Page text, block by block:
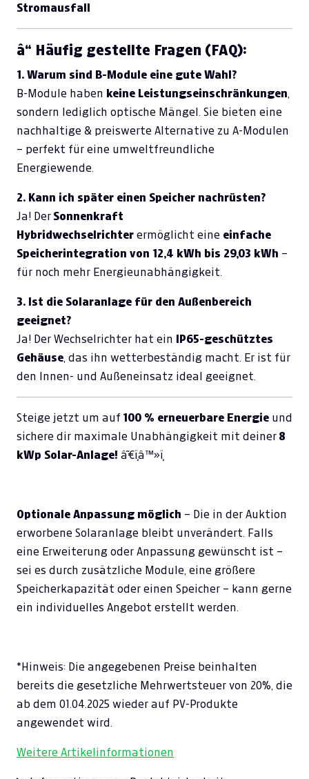
Stromausfall
â“ Häufig gestellte Fragen (FAQ):
1. Warum sind B-Module eine gute Wahl?
B-Module haben keine Leistungseinschränkungen
sondern lediglich optische Mängel. Sie bieten eine
nachhaltige & preiswerte Alternative zu A-Modulen
– perfekt für eine umweltfreundliche
Energiewende.
2. Kann ich später einen Speicher nachrüsten?
Ja! Der Sonnenkraft
Hybridwechselrichter ermöglicht eine einfache
Speicherintegration von 12,4 kWh bis 29,03 kWh –
für noch mehr Energieunabhängigkeit.
3. Ist die Solaranlage für den Außenbereich
geeignet?
Ja! Der Wechselrichter hat ein
IP65-geschütztes
Gehäuse , das ihn wetterbeständig macht. Er ist für
den Innen- und Außeneinsatz ideal geeignet.
Steige jetzt um auf 100 % erneuerbare Energie und
sichere dir maximale Unabhängigkeit mit deiner 8
kWp Solar-Anlage! â˜€ï¸â™»ï¸
Optionale Anpassung möglich – Die in der Auktion
erworbene Solaranlage bleibt unverändert. Falls
eine Erweiterung oder Anpassung gewünscht ist –
sei es durch zusätzliche Module, eine größere
Speicherkapazität oder einen Speicher – kann gerne
ein individuelles Angebot erstellt werden.
*Hinweis: Die angegebenen Preise beinhalten
bereits die gesetzliche Mehrwertsteuer von 20%, die
ab dem 01.04.2025 wieder auf PV-Produkte
angewendet wird.
Weitere Artikelinformationen